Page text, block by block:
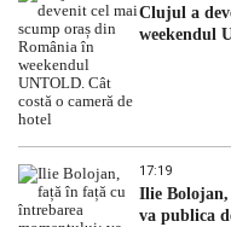
Clujul a
weekendul
17:19
Ilie
va publica